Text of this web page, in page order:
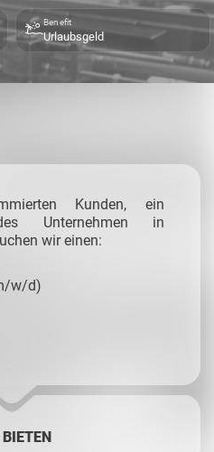
Benefit
Urlaubsgeld
Kunden, ein
Unternehmen in
wir einen:
w/d)